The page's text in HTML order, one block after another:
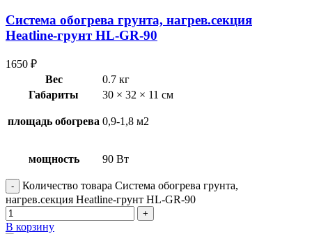
Система обогрева грунта, нагрев.секция
Heatline-грунт HL-GR-90
1650 ₽
Вес
0.7 кг
Габариты
30 × 32 × 11 см
площадь обогрева 0,9-1,8 м2
мощность 90 Вт
Количество товара Система обогрева грунта,
нагрев.секция Heatline-грунт HL-GR-90
В корзину